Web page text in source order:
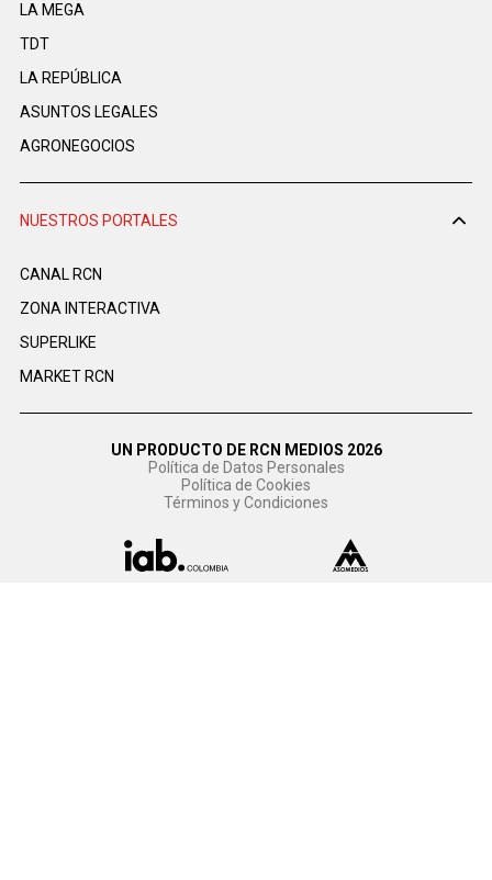
LA MEGA
TDT
LA REPÚBLICA
ASUNTOS LEGALES
AGRONEGOCIOS
NUESTROS PORTALES
CANAL RCN
ZONA INTERACTIVA
SUPERLIKE
MARKET RCN
UN PRODUCTO DE RCN MEDIOS 2026
Política de Datos Personales
Política de Cookies
Términos y Condiciones